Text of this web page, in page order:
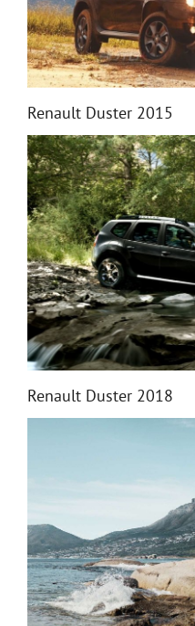
Renault Duster 2015
Renault Duster 2018